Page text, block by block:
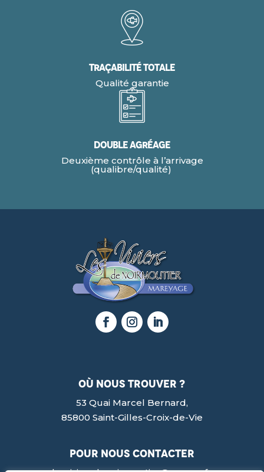
Traçabilité Totale
Qualité garantie
Double agréage
Deuxième contrôle à l’arrivage
(qualibre/qualité)
où nous trouver ?
53 Quai Marcel Bernard,
85800 Saint-Gilles-Croix-de-Vie
pour nous contacter